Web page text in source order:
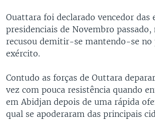
Ouattara foi declarado vencedor das
presidenciais de Novembro passado,
recusou demitir-se mantendo-se no
exército.
Contudo as forças de Outtara
vez com pouca resistência quando
em Abidjan depois de uma rápida
qual se apoderaram das principais